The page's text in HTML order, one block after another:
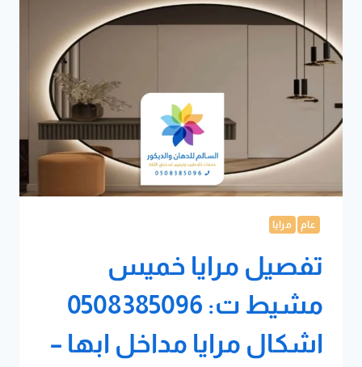
عام مرايا
تفصيل مرايا خميس
مشيط ت: 0508385096
اشكال مرايا مداخل ابها –